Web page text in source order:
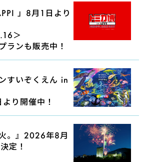
」8月1日より
＞
ランも販売中！
すいぞくえん in
り開催中！
。』2026年8月
定！